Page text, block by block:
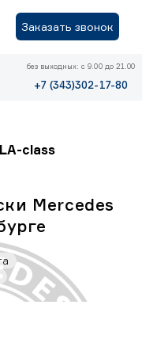
Заказать звонок
без выходных: с 9.00 до 21.00
+7 (343)302-17-80
class
Mercedes